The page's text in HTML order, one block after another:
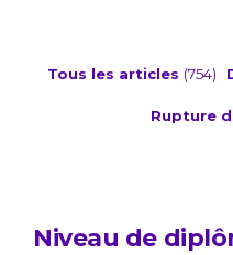
Tous les articles (754)
Rupture
Niveau de